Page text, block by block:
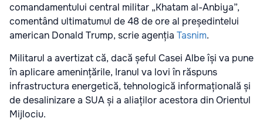
comandamentului central militar „Khatam al-Anbiya”,
comentând ultimatumul de 48 de ore al președintelui
american Donald Trump, scrie agenția Tasnim.
Militarul a avertizat că, dacă șeful Casei Albe își va pune
în aplicare amenințările, Iranul va lovi în răspuns
infrastructura energetică, tehnologică informațională și
de desalinizare a SUA și a aliaților acestora din Orientul
Mijlociu.